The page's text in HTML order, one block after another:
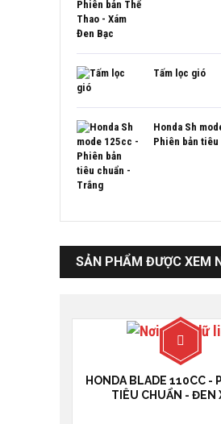
Tấm lọc gió
Honda Sh
Phiên bản
SẢN PHẨM ĐƯỢC XEM
HONDA BLADE 110CC -
TIÊU CHUẨN - ĐEN